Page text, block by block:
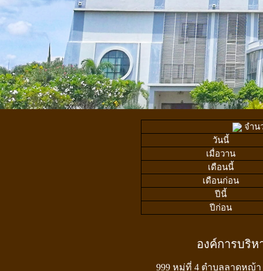
จำน
วันนี้
เมื่อวาน
เดือนนี้
เดือนก่อน
ปีนี้
ปีก่อน
องค์การบริ
999 หมู่ที่ 4 ตำบลลาดหญ้า